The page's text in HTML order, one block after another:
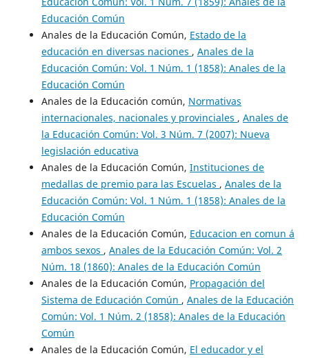
Educación Común
Anales de la Educación Común, Estado de la
educación en diversas naciones , Anales de la
Educación Común: Vol. 1 Núm. 1 (1858): Anales de la
Educación Común
Anales de la Educación común, Normativas
internacionales, nacionales y provinciales , Anales de
la Educación Común: Vol. 3 Núm. 7 (2007): Nueva
legislación educativa
Anales de la Educación Común, Instituciones de
medallas de premio para las Escuelas , Anales de la
Educación Común: Vol. 1 Núm. 1 (1858): Anales de la
Educación Común
Anales de la Educación Común, Educacion en comun á
ambos sexos , Anales de la Educación Común: Vol. 2
Núm. 18 (1860): Anales de la Educación Común
Anales de la Educación Común, Propagación del
Sistema de Educación Común , Anales de la Educación
Común: Vol. 1 Núm. 2 (1858): Anales de la Educación
Común
Anales de la Educación Común, El educador y el